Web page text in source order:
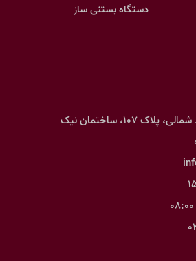
دستگاه بستنی ساز
107، ساختمان نیک